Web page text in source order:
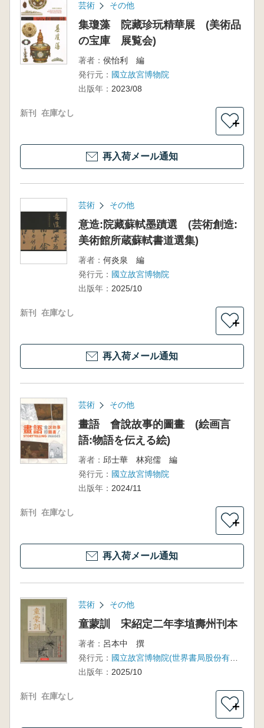
芸術 その他
集瓊藻 院藏珍玩精華展 (美術品
の宝庫 展覧会)
著者： 侯怡利 編
発行元： 國立故宮博物院
出版年： 2023/08
新刊 在庫なし
＋
再入荷メール通知
芸術 その他
意造:院藏蘇軾墨蹟選 (芸術創造:
美術館所蔵蘇軾書道選集)
著者： 何炎泉 編
発行元： 國立故宮博物院
出版年： 2025/10
新刊 在庫なし
＋
再入荷メール通知
芸術 その他
畫語 會說故事的圖畫 (絵画言
語:物語を伝える絵)
著者： 邱士華 林宛儒 編
発行元： 國立故宮博物院
出版年： 2024/11
新刊 在庫なし
＋
再入荷メール通知
芸術 その他
童蒙訓 宋紹定二年李埴壽州刊本
著者： 呂本中 撰
発行元：
國立故宮博物院(世界書局股份有限公司)
出版年： 2025/10
新刊 在庫なし
＋